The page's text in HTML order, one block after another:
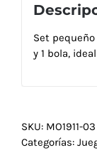
Set
y 1 bola,
SKU: MO1911-03
Categorías: